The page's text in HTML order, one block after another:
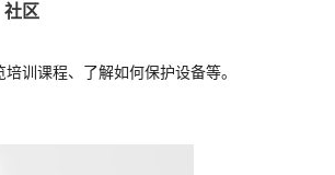
社区
训课程、了解如何保护设备等。